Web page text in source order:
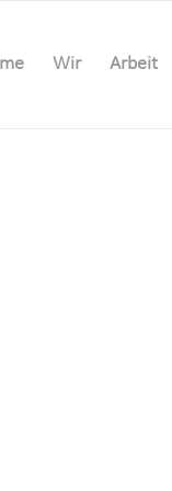
Wir Arbeit